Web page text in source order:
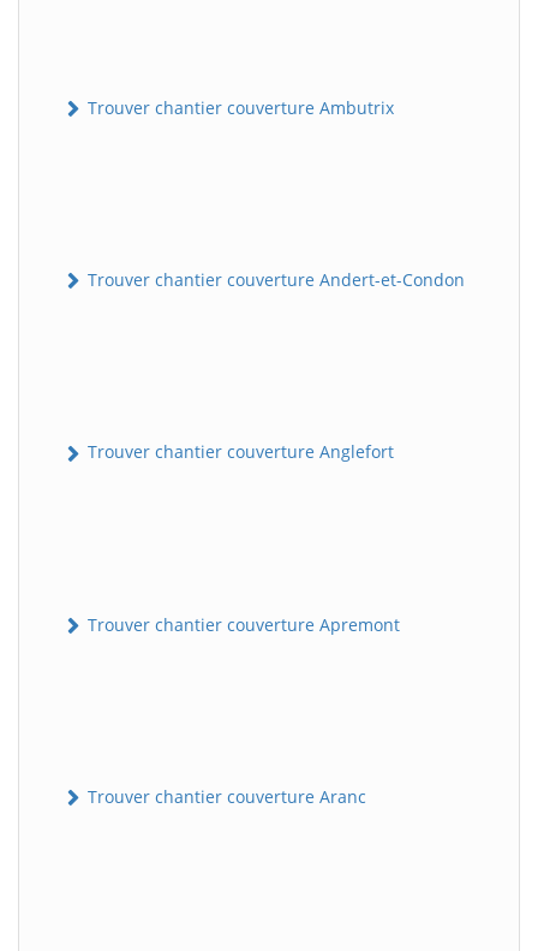
Trouver chantier couverture Ambutrix
Trouver chantier couverture Andert-et-Condon
Trouver chantier couverture Anglefort
Trouver chantier couverture Apremont
Trouver chantier couverture Aranc